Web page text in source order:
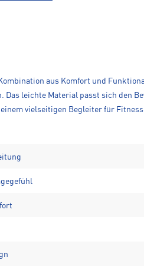
aus Komfort und
leichte Material passt sich den
vielseitigen Begleiter für